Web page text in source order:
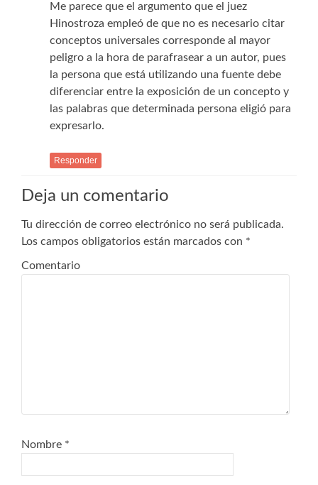
Me parece que el argumento que el juez
Hinostroza empleó de que no es necesario citar
conceptos universales corresponde al mayor
peligro a la hora de parafrasear a un autor, pues
la persona que está utilizando una fuente debe
diferenciar entre la exposición de un concepto y
las palabras que determinada persona eligió para
expresarlo.
Responder
Deja un comentario
Tu dirección de correo electrónico no será publicada.
Los campos obligatorios están marcados con *
Comentario
Nombre *